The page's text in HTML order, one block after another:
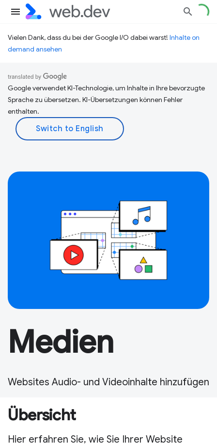
Vielen Dank, dass du bei der Google I/O dabei warst! Inhalte on
demand ansehen
Google verwendet KI-Technologie, um Inhalte in Ihre bevorzugte
Sprache zu übersetzen. KI-Übersetzungen können Fehler
enthalten.
Medien
Websites Audio- und Videoinhalte hinzufügen
Übersicht
Hier erfahren Sie, wie Sie Ihrer Website